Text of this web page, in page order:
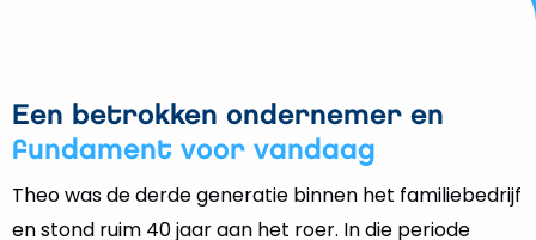
Een betrokken ondernemer en
fundament voor vandaag
Theo was de derde generatie binnen het familiebedrijf
en stond ruim 40 jaar aan het roer. In die periode